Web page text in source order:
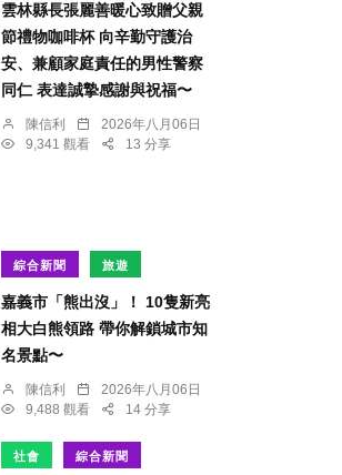
雲林縣長張麗善暖心致贈父親
節禮物咖啡杯 向辛勤守護治
安、兼顧家庭責任的男性警察
同仁 表達誠摯感謝與祝福〜
陳信利
2026年八月06日
9,341 觀看
13 分享
綜合新聞 旅遊
嘉義市「熊出沒」！ 10隻新亮
相大白熊領路 帶你解鎖城市知
名景點〜
陳信利
2026年八月06日
9,488 觀看
14 分享
社會 綜合新聞